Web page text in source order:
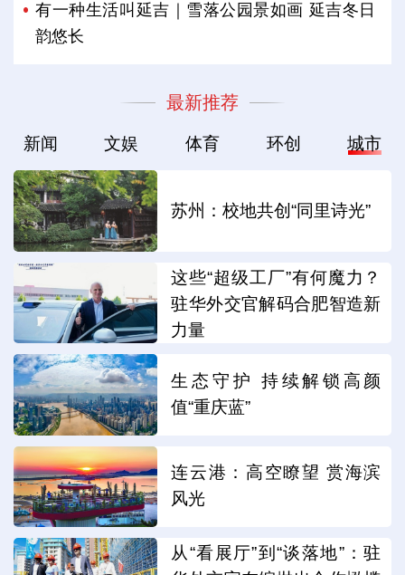
有一种生活叫延吉｜雪落公园景如画 延吉冬日
韵悠长
最新推荐
新闻 文娱 体育 环创 城市
苏州：校地共创“同里诗光”
这些“超级工厂”有何魔力？
驻华外交官解码合肥智造新
力量
生态守护 持续解锁高颜
值“重庆蓝”
连云港：高空瞭望 赏海滨
风光
从“看展厅”到“谈落地”：驻